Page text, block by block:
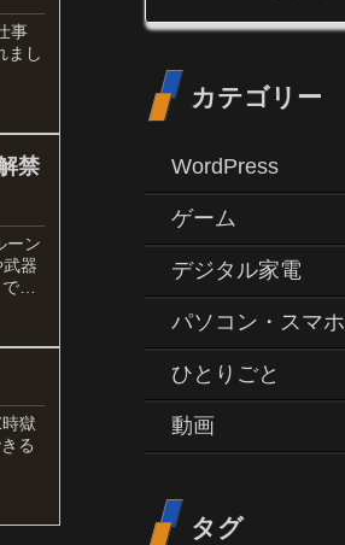
事
まし
禁
ーン
器
簡
獄
る
カテゴリー
WordPress
ゲーム
デジタル家電
パソコン・スマホ
ひとりごと
動画
タグ